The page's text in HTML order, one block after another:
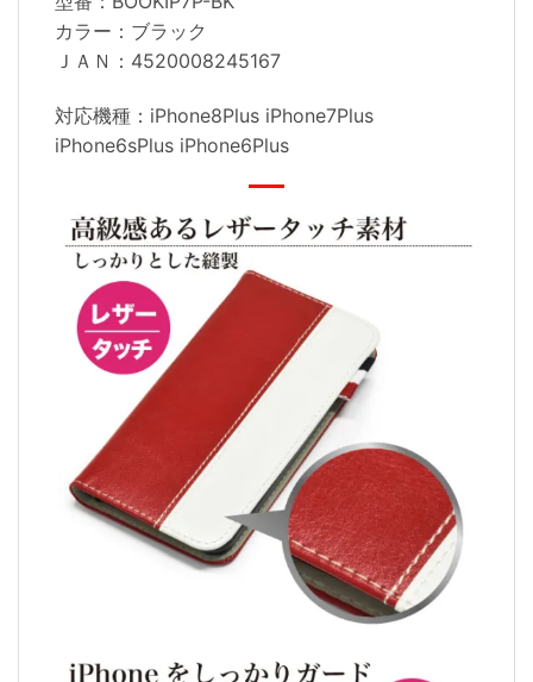
カラー：ブラック
ＪＡＮ：4520008245167
対応機種：iPhone8Plus iPhone7Plus
iPhone6sPlus iPhone6Plus